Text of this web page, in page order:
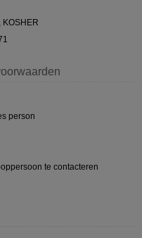
KOSHER
person
te contacteren